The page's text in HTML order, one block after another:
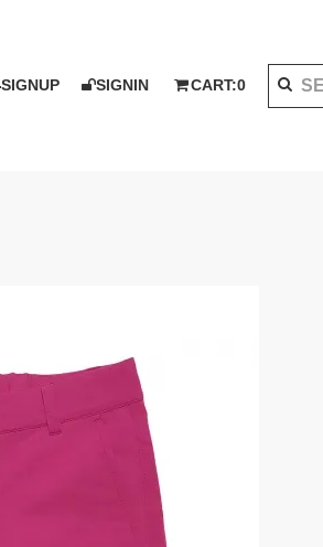
SIGNUP SIGNIN CART:0